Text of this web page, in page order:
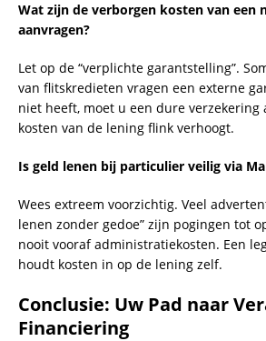
Wat zijn de verborgen kosten van een
aanvragen?
Let op de “verplichte garantstelling”.
van flitskredieten vragen een externe
niet heeft, moet u een dure
kosten van de lening flink verhoogt.
Is geld lenen bij particulier veilig via
Wees extreem voorzichtig. Veel
lenen zonder gedoe” zijn pogingen tot
nooit vooraf administratiekosten. Een
houdt kosten in op de lening zelf.
Conclusie: Uw Pad naar
Financiering